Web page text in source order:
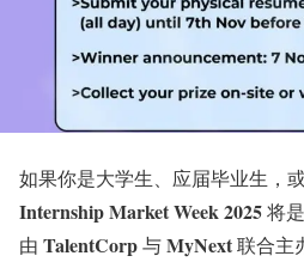
如果你是大学生、应届毕业生，
Internship Market Week 2025将
由 TalentCorp与MyNext联合主